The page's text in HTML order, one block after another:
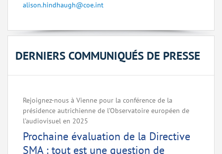
alison.hindhaugh@coe.int
DERNIERS COMMUNIQUÉS DE PRESSE
Rejoignez-nous à Vienne pour la conférence de la
présidence autrichienne de l’Observatoire européen de
l’audiovisuel en 2025
Prochaine évaluation de la Directive
SMA : tout est une question de